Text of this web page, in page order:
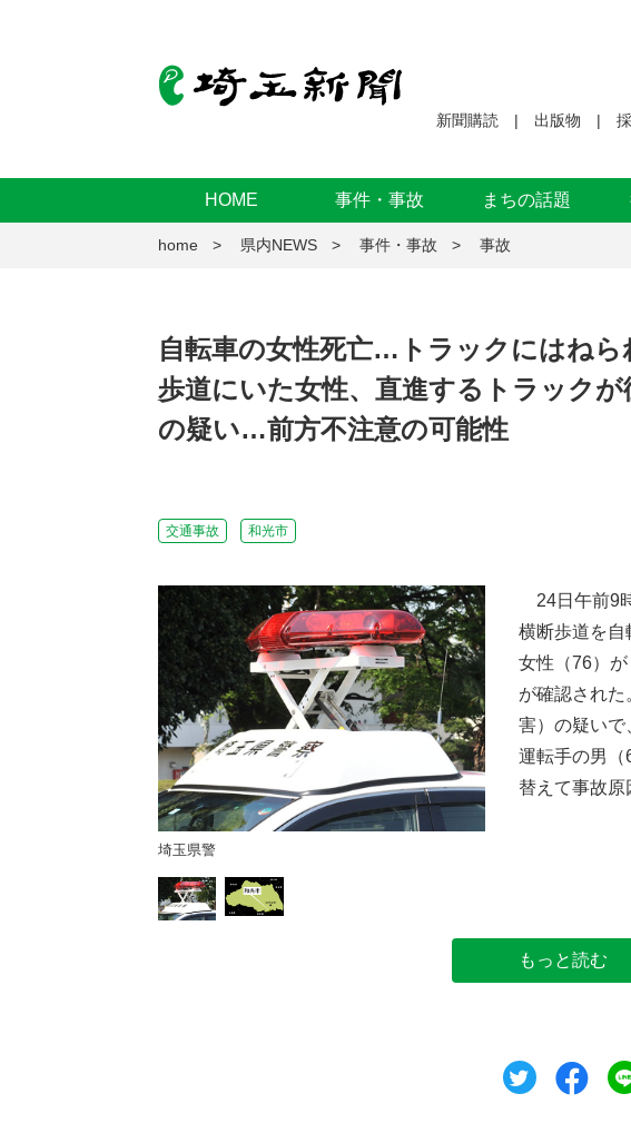
新聞購読 出版物
HOME 事件・事故 まちの話題
home 県内NEWS 事件・事故 事故
自転車の女性死亡…トラックにはね
歩道にいた女性、直進するトラック
の疑い…前方不注意の可能性
交通事故 和光市
埼玉県警
24日午前9
横断歩道を自
女性（76）
が確認され
害）の疑いで
運転手の男（
替えて事故原
もっと読む
ツイートシェ